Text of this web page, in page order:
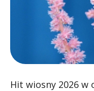
Hit wiosny 2026 w